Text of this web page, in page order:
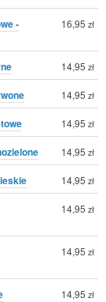
-
16,95 zł
14,95 zł
14,95 zł
14,95 zł
14,95 zł
14,95 zł
14,95 zł
14,95 zł
14,95 zł